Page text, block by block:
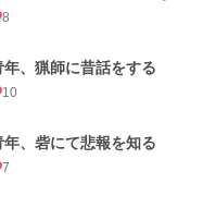
8
年、猟師に昔話をする
10
年、砦にて悲報を知る
7